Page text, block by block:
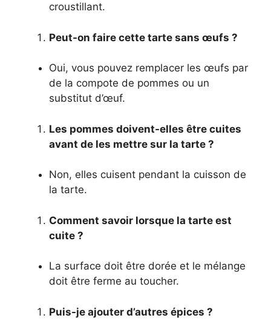
croustillant.
Peut-on faire cette tarte sans œufs ?
Oui, vous pouvez remplacer les œufs par
de la compote de pommes ou un
substitut d’œuf.
Les pommes doivent-elles être cuites
avant de les mettre sur la tarte ?
Non, elles cuisent pendant la cuisson de
la tarte.
Comment savoir lorsque la tarte est
cuite ?
La surface doit être dorée et le mélange
doit être ferme au toucher.
Puis-je ajouter d’autres épices ?